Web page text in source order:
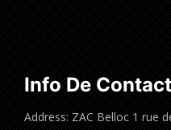
Info De Contact
Address: ZAC Belloc 1 rue